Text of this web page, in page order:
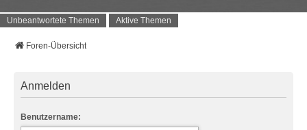
Unbeantwortete Themen Aktive Themen
Foren-Übersicht
Anmelden
Benutzername: